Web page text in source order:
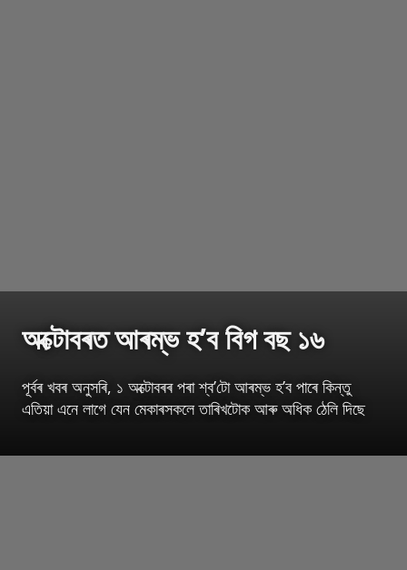
অক্টোবৰত আৰম্ভ হ’ব বিগ বছ ১৬
পূৰ্বৰ খবৰ অনুসৰি, ১ অক্টোবৰৰ পৰা শ্ব’টো আৰম্ভ হ’ব পাৰে কিন্তু
এতিয়া এনে লাগে যেন মেকাৰসকলে তাৰিখটোক আৰু অধিক ঠেলি দিছে